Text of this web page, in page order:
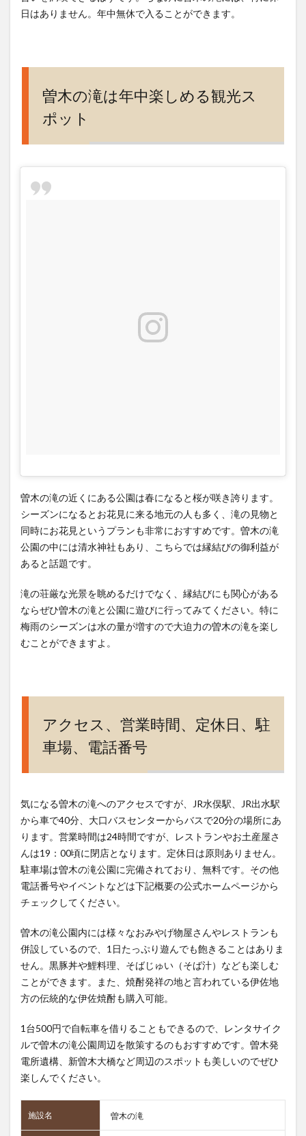
日はありません。年中無休で入ることができます。
曽木の滝は年中楽しめる観光ス
ポット
曽木の滝の近くにある公園は春になると桜が咲き誇ります。
シーズンになるとお花見に来る地元の人も多く、滝の見物と
同時にお花見というプランも非常におすすめです。曽木の滝
公園の中には清水神社もあり、こちらでは縁結びの御利益が
あると話題です。
滝の荘厳な光景を眺めるだけでなく、縁結びにも関心がある
ならぜひ曽木の滝と公園に遊びに行ってみてください。特に
梅雨のシーズンは水の量が増すので大迫力の曽木の滝を楽し
むことができますよ。
アクセス、営業時間、定休日、駐
車場、電話番号
気になる曽木の滝へのアクセスですが、JR水俣駅、JR出水駅
から車で40分、大口バスセンターからバスで20分の場所にあ
ります。営業時間は24時間ですが、レストランやお土産屋さ
んは19：00頃に閉店となります。定休日は原則ありません。
駐車場は曽木の滝公園に完備されており、無料です。その他
電話番号やイベントなどは下記概要の公式ホームページから
チェックしてください。
曽木の滝公園内には様々なおみやげ物屋さんやレストランも
併設しているので、1日たっぷり遊んでも飽きることはありま
せん。黒豚丼や鯉料理、そばじゅい（そば汁）なども楽しむ
ことができます。また、焼酎発祥の地と言われている伊佐地
方の伝統的な伊佐焼酎も購入可能。
1台500円で自転車を借りることもできるので、レンタサイク
ルで曽木の滝公園周辺を散策するのもおすすめです。曽木発
電所遺構、新曽木大橋など周辺のスポットも美しいのでぜひ
楽しんでください。
施設名 曽木の滝